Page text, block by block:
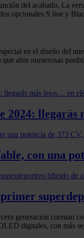
del acabado. La
opcionales S line y
en el diseño del
abre numerosas
2024:
con una
generación
digitales, con más